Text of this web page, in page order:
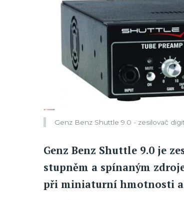
Genz Benz Shuttle 9.0 - zesilovač
Genz Benz Shuttle 9.0 je
stupněm a spínaným
při miniaturní hmotnosti a